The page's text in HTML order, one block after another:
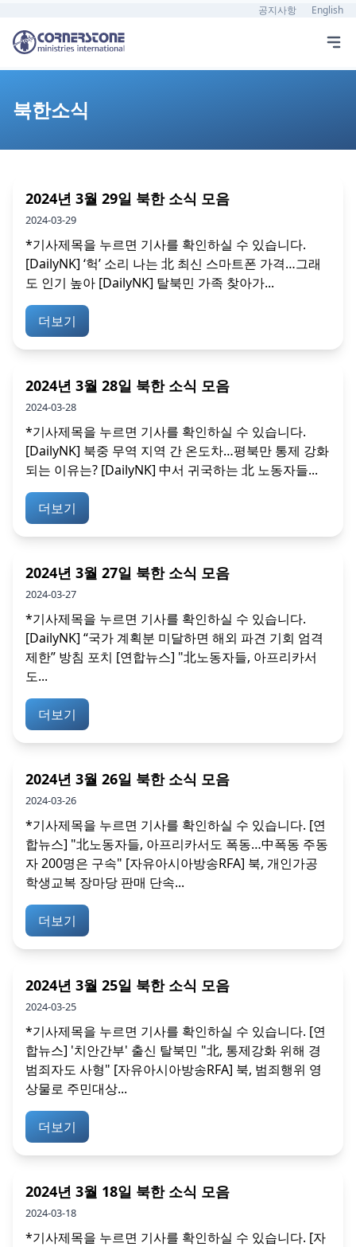
공지사항 English
북한소식
2024년 3월 29일 북한 소식 모음
2024-03-29
*기사제목을 누르면 기사를 확인하실 수 있습니다.
[DailyNK] ‘헉’ 소리 나는 北 최신 스마트폰 가격…그래
도 인기 높아 [DailyNK] 탈북민 가족 찾아가...
더보기
2024년 3월 28일 북한 소식 모음
2024-03-28
*기사제목을 누르면 기사를 확인하실 수 있습니다.
[DailyNK] 북중 무역 지역 간 온도차…평북만 통제 강화
되는 이유는? [DailyNK] 中서 귀국하는 北 노동자들...
더보기
2024년 3월 27일 북한 소식 모음
2024-03-27
*기사제목을 누르면 기사를 확인하실 수 있습니다.
[DailyNK] “국가 계획분 미달하면 해외 파견 기회 엄격
제한” 방침 포치 [연합뉴스] "北노동자들, 아프리카서
도...
더보기
2024년 3월 26일 북한 소식 모음
2024-03-26
*기사제목을 누르면 기사를 확인하실 수 있습니다. [연
합뉴스] "北노동자들, 아프리카서도 폭동…中폭동 주동
자 200명은 구속" [자유아시아방송RFA] 북, 개인가공
학생교복 장마당 판매 단속...
더보기
2024년 3월 25일 북한 소식 모음
2024-03-25
*기사제목을 누르면 기사를 확인하실 수 있습니다. [연
합뉴스] '치안간부' 출신 탈북민 "北, 통제강화 위해 경
범죄자도 사형" [자유아시아방송RFA] 북, 범죄행위 영
상물로 주민대상...
더보기
2024년 3월 18일 북한 소식 모음
2024-03-18
*기사제목을 누르면 기사를 확인하실 수 있습니다. [자